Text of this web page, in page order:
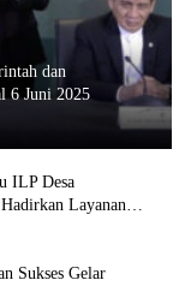
dan
6 Juni 2025
ILP Desa
Layanan
Sukses Gelar